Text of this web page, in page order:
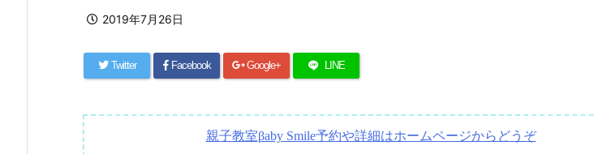
2019年7月26日
Twitter Facebook Google+ LINE
親子教室βaby Smile予約や詳細はホームページからどうぞ